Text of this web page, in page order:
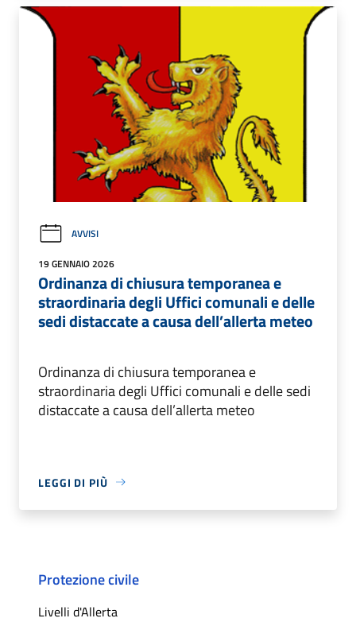
AVVISI
19 GENNAIO 2026
Ordinanza di chiusura temporanea e
straordinaria degli Uffici comunali e delle
sedi distaccate a causa dell’allerta meteo
Ordinanza di chiusura temporanea e
straordinaria degli Uffici comunali e delle sedi
distaccate a causa dell’allerta meteo
LEGGI DI PIÙ
Protezione civile
Livelli d'Allerta